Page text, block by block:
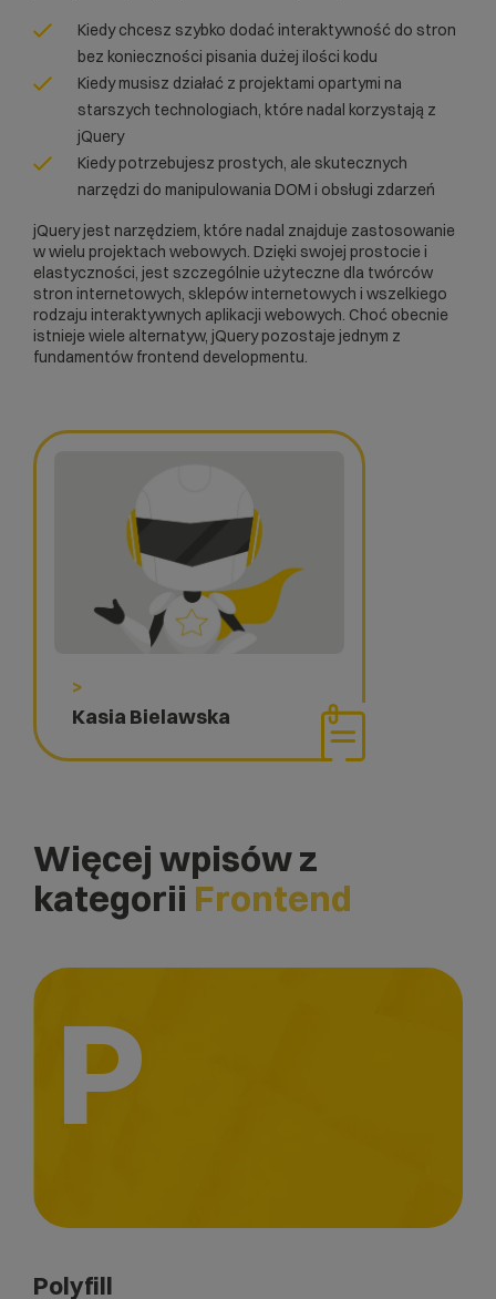
>
Kasia Bielawska
Kiedy chcesz szybko dodać interaktywność do stron
bez konieczności pisania dużej ilości kodu
Kiedy musisz działać z projektami opartymi na
starszych technologiach, które nadal korzystają z
jQuery
Kiedy potrzebujesz prostych, ale skutecznych
narzędzi do manipulowania DOM i obsługi zdarzeń
jQuery jest narzędziem, które nadal znajduje zastosowanie
w wielu projektach webowych. Dzięki swojej prostocie i
elastyczności, jest szczególnie użyteczne dla twórców
stron internetowych, sklepów internetowych i wszelkiego
rodzaju interaktywnych aplikacji webowych. Choć obecnie
istnieje wiele alternatyw, jQuery pozostaje jednym z
fundamentów frontend developmentu.
Więcej wpisów z
kategorii Frontend
P
Polyfill